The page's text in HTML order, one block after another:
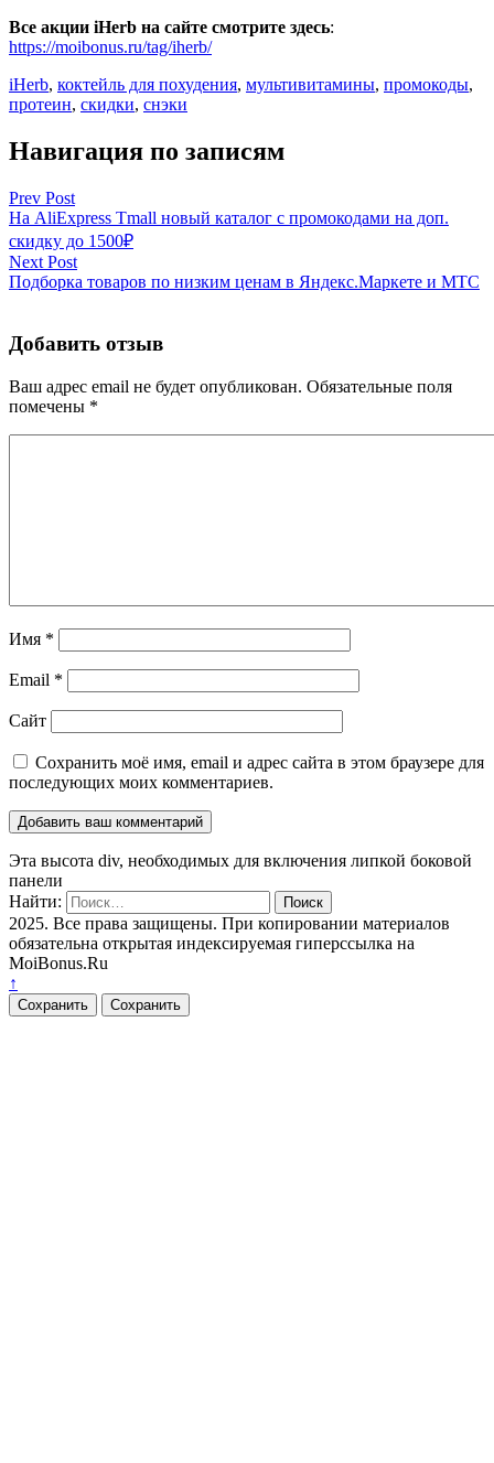
Все акции iHerb на сайте смотрите здесь:
https://moibonus.ru/tag/iherb/
iHerb, коктейль для похудения, мультивитамины, промокоды,
протеин, скидки, снэки
Навигация по записям
Prev Post
На AliExpress Tmall новый каталог с промокодами на доп.
скидку до 1500₽
Next Post
Подборка товаров по низким ценам в Яндекс.Маркете и МТС
Добавить отзыв
Ваш адрес email не будет опубликован. Обязательные поля
помечены *
Имя *
Email *
Сайт
Сохранить моё имя, email и адрес сайта в этом браузере для
последующих моих комментариев.
Эта высота div, необходимых для включения липкой боковой
панели
Найти:
2025. Все права защищены. При копировании материалов
обязательна открытая индексируемая гиперссылка на
MoiBonus.Ru
↑